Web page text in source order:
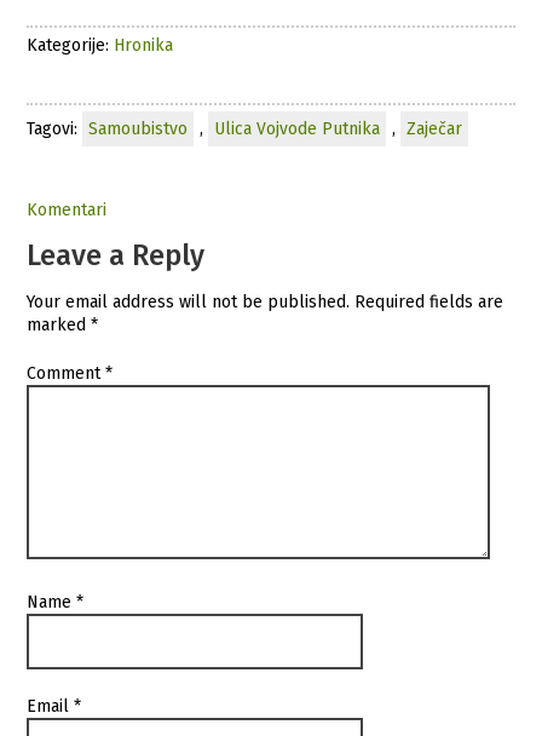
Kategorije: Hronika
Tagovi: Samoubistvo , Ulica Vojvode Putnika , Zaječar
Komentari
Leave a Reply
Your email address will not be published. Required fields are
marked*
Comment*
Name*
Email*